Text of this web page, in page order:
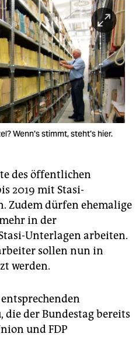
Wenn's stimmt, steht's hier.
des öffentlichen
2019 mit Stasi-
Zudem dürfen ehemalige
in der
Unterlagen arbeiten.
sollen nun in
werden.
die der Bundestag bereits
und FDP